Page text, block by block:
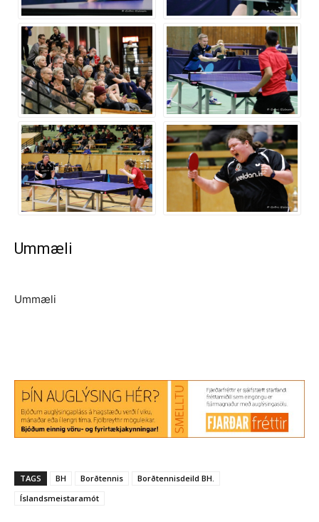
Ummæli
Ummæli
TAGS BH Borðtennis
Borðtennisdeild BH.
Íslandsmeistaramót